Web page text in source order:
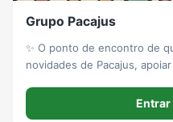
Grupo Pacajus
✨ O ponto de encontro de
novidades de Pacajus,
Entrar